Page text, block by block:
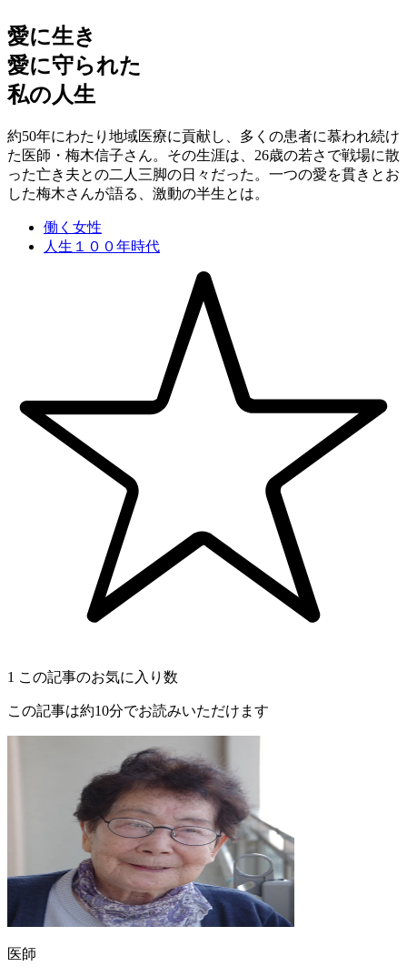
愛に生き
愛に守られた
私の人生
約50年にわたり地域医療に貢献し、多くの患者に慕われ続け
た医師・梅木信子さん。その生涯は、26歳の若さで戦場に散
った亡き夫との二人三脚の日々だった。一つの愛を貫きとお
した梅木さんが語る、激動の半生とは。
働く女性
人生１００年時代
1 この記事のお気に入り数
この記事は約10分でお読みいただけます
医師